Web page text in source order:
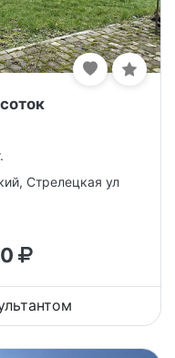
Стрелецкая ул